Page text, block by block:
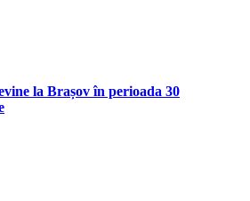
la Brașov în perioada 30